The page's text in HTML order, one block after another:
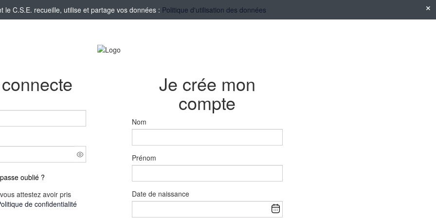
le C.S.E. recueille, utilise et partage vos données : Politique d'utilisation des données
oublié ?
attestez avoir pris
de confidentialité
Je crée mon
compte
Nom
Prénom
Date de naissance